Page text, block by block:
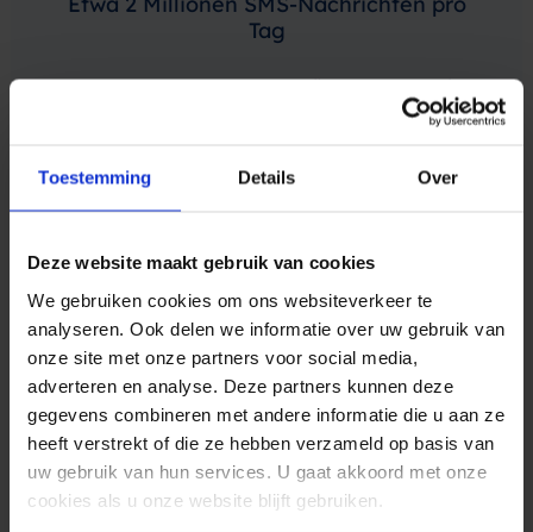
Toestemming Details Over
Deze website maakt gebruik van cookies
We gebruiken cookies om ons websiteverkeer te
analyseren. Ook delen we informatie over uw gebruik van
onze site met onze partners voor social media,
adverteren en analyse. Deze partners kunnen deze
gegevens combineren met andere informatie die u aan ze
heeft verstrekt of die ze hebben verzameld op basis van
uw gebruik van hun services. U gaat akkoord met onze
cookies als u onze website blijft gebruiken.
Tag
Jeden Tag versenden und überwachen wir
Millionen von Massensms an die Kunden
25K
25.000 Kunden sind Ihnen
vorausgegangen
Zu Ihrer vollen Zufriedenheit, denn was wir
bei unserem SMS Service versprechen, halten
wir auch.